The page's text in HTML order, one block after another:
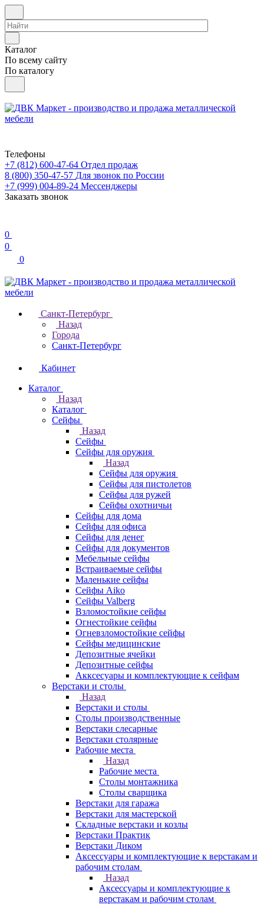
Каталог
По всему сайту
По каталогу
Телефоны
+7 (812) 600-47-64 Отдел продаж
8 (800) 350-47-57 Для звонок по России
+7 (999) 004-89-24 Мессенджеры
Заказать звонок
0
0
0
Санкт-Петербург
Назад
Города
Санкт-Петербург
Кабинет
Каталог
Назад
Каталог
Cейфы
Назад
Cейфы
Cейфы для оружия
Назад
Cейфы для оружия
Сейфы для пистолетов
Сейфы для ружей
Сейфы охотничьи
Cейфы для дома
Cейфы для офиса
Сейфы для денег
Сейфы для документов
Мебельные сейфы
Встраиваемые сейфы
Маленькие сейфы
Сейфы Aiko
Сейфы Valberg
Взломостойкие сейфы
Огнестойкие сейфы
Огневзломостойкие сейфы
Сейфы медицинские
Депозитные ячейки
Депозитные сейфы
Акксесуары и комплектующие к сейфам
Верстаки и столы
Назад
Верстаки и столы
Столы производственные
Верстаки слесарные
Верстаки столярные
Рабочие места
Назад
Рабочие места
Столы монтажника
Столы сварщика
Верстаки для гаража
Верстаки для мастерской
Складные верстаки и козлы
Верстаки Практик
Верстаки Диком
Аксессуары и комплектующие к верстакам и
рабочим столам
Назад
Аксессуары и комплектующие к
верстакам и рабочим столам